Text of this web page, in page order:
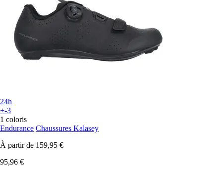
24h
+-3
1 coloris
Endurance Chaussures Kalasey
À partir de 159,95 €
95,96 €